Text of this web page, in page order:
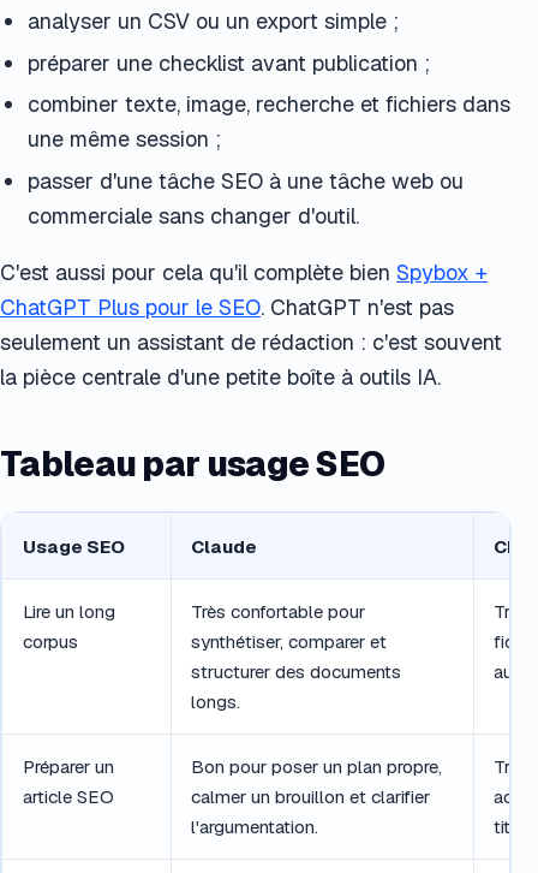
analyser un CSV ou un export simple ;
préparer une checklist avant publication ;
combiner texte, image, recherche et fichiers dans
une même session ;
passer d'une tâche SEO à une tâche web ou
commerciale sans changer d'outil.
C'est aussi pour cela qu'il complète bien Spybox +
ChatGPT Plus pour le SEO. ChatGPT n'est pas
seulement un assistant de rédaction : c'est souvent
la pièce centrale d'une petite boîte à outils IA.
Tableau par usage SEO
Usage SEO Claude
Lire un long
corpus
Très confortable pour
synthétiser, comparer et
structurer des documents
longs.
Très
Préparer un
article SEO
Bon pour poser un plan propre,
calmer un brouillon et clarifier
l'argumentation.
Très
titres